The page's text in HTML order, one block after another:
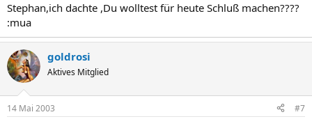
Stephan,ich dachte ,Du wolltest für heute Schluß machen????
:mua
goldrosi
Aktives Mitglied
14 Mai 2003 #7